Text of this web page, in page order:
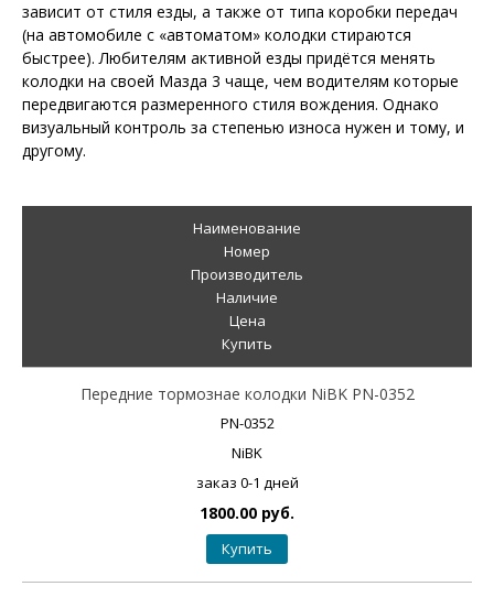
зависит от стиля езды, а также от типа коробки передач
(на автомобиле с «автоматом» колодки стираются
быстрее). Любителям активной езды придётся менять
колодки на своей Мазда 3 чаще, чем водителям которые
передвигаются размеренного стиля вождения. Однако
визуальный контроль за степенью износа нужен и тому, и
другому.
Наименование
Номер
Производитель
Наличие
Цена
Купить
Передние тормознае колодки NiBK PN-0352
PN-0352
NiBK
заказ 0-1 дней
1800.00 руб.
Купить